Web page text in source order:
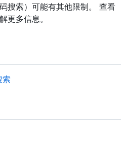
搜索）可能有其他限制。 查看
更多信息。
索